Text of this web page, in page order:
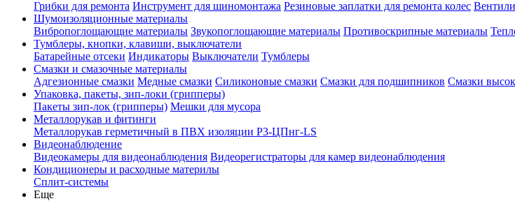
Грибки для ремонта Инструмент для шиномонтажа Резиновые заплатки для ремонта колес
Шумоизоляционные материалы
Вибропоглощающие материалы Звукопоглощающие материалы Противоскрипные материалы
Тумблеры, кнопки, клавиши, выключатели
Батарейные отсеки Индикаторы Выключатели Тумблеры
Смазки и смазочные материалы
Адгезионные смазки Медные смазки Силиконовые смазки Смазки для подшипников Смазки
Упаковка, пакеты, зип-локи (грипперы)
Пакеты зип-лок (грипперы) Мешки для мусора
Металлорукав и фитинги
Металлорукав герметичный в ПВХ изоляции Р3-ЦПнг-LS
Видеонаблюдение
Видеокамеры для видеонаблюдения Видеорегистраторы для камер видеонаблюдения
Кондиционеры и расходные материлы
Сплит-системы
Еще